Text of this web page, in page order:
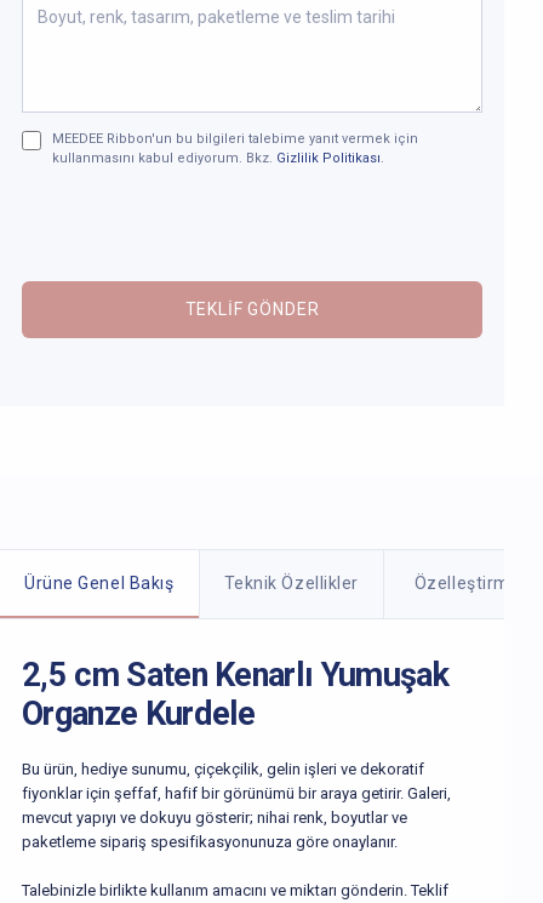
MEEDEE Ribbon'un bu bilgileri talebime yanıt vermek için
kullanmasını kabul ediyorum. Bkz. Gizlilik Politikası
TEKLIF GÖNDER
Ürün detayları
Ürüne Genel Bakış Teknik Özellikler Özelleştirme
2,5 cm Saten Kenarlı Yumuşak
Organze Kurdele
Bu ürün, hediye sunumu, çiçekçilik, gelin işleri ve dekoratif
fiyonklar için şeffaf, hafif bir görünümü bir araya getirir. Galeri,
mevcut yapıyı ve dokuyu gösterir; nihai renk, boyutlar ve
paketleme sipariş spesifikasyonunuza göre onaylanır.
Talebinizle birlikte kullanım amacını ve miktarı gönderin. Teklif